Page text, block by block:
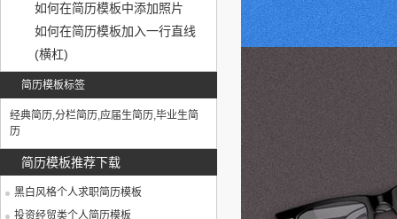
如何在简历模板中添加照片
如何在简历模板加入一行直线
(横杠)
简历模板标签
经典简历,分栏简历,应届生简历,毕业生简
历
简历模板推荐下载
黑白风格个人求职简历模板
投资经贸类个人简历模板